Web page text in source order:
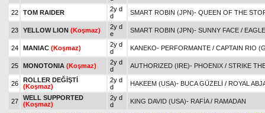
22 TOM RAIDER
2y d
d
SMART ROBIN (JPN)- QUEEN OF THE
23 YELLOW LION (Koşmaz)
2y d
e
SMART ROBIN (JPN)- SUNNY FACE /
24 MANIAC (Koşmaz)
2y d
d
KANEKO- PERFORMANTE / CAPTAIN RIO
25 MONOTONIA (Koşmaz)
2y d
d
AUTHORIZED (IRE)- PHOENIX / STRIKE
26
ROLLER DEĞİŞTİ
(Koşmaz)
2y d
d
HAKEEM (USA)- BUCA GÜZELİ / ROYAL
27
WELL SUPPORTED
(Koşmaz)
2y d
d
KING DAVID (USA)- RAFİA/ RAMADAN